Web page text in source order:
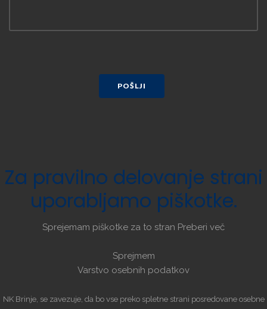
POŠLJI
Za pravilno delovanje strani
uporabljamo piškotke.
Sprejemam piškotke za to stran Preberi več
Sprejmem
Varstvo osebnih podatkov
NK Brinje, se zavezuje, da bo vse preko spletne strani posredovane osebne